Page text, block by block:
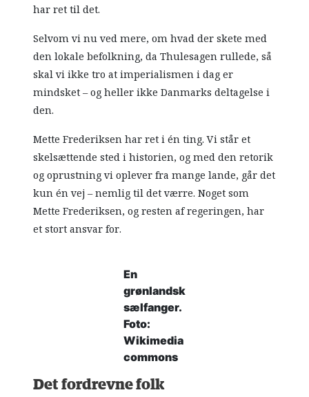
har ret til det.
Selvom vi nu ved mere, om hvad der skete med
den lokale befolkning, da Thulesagen rullede, så
skal vi ikke tro at imperialismen i dag er
mindsket – og heller ikke Danmarks deltagelse i
den.
Mette Frederiksen har ret i én ting. Vi står et
skelsættende sted i historien, og med den retorik
og oprustning vi oplever fra mange lande, går det
kun én vej – nemlig til det værre. Noget som
Mette Frederiksen, og resten af regeringen, har
et stort ansvar for.
En
grønlandsk
sælfanger.
Foto:
Wikimedia
commons
Det fordrevne folk